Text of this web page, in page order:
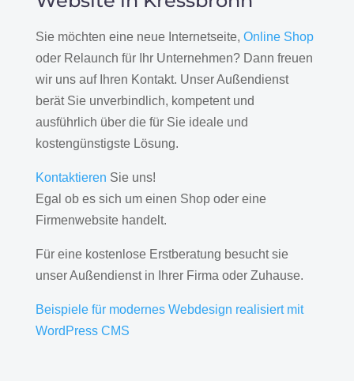
Sie möchten eine neue Internetseite, Online Shop
oder Relaunch für Ihr Unternehmen? Dann freuen
wir uns auf Ihren Kontakt. Unser Außendienst
berät Sie unverbindlich, kompetent und
ausführlich über die für Sie ideale und
kostengünstigste Lösung.
Kontaktieren Sie uns!
Egal ob es sich um einen Shop oder eine
Firmenwebsite handelt.
Für eine kostenlose Erstberatung besucht sie
unser Außendienst in Ihrer Firma oder Zuhause.
Beispiele für modernes Webdesign realisiert mit
WordPress CMS